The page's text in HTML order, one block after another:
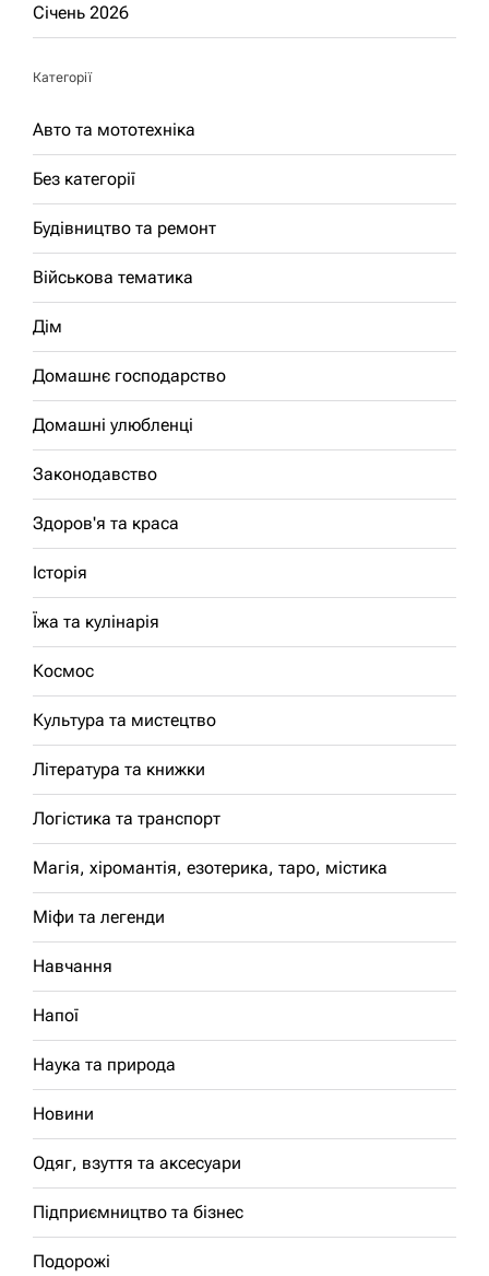
Січень 2026
Категорії
Авто та мототехніка
Без категорії
Будівництво та ремонт
Військова тематика
Дім
Домашнє господарство
Домашні улюбленці
Законодавство
Здоров'я та краса
Історія
Їжа та кулінарія
Космос
Культура та мистецтво
Література та книжки
Логістика та транспорт
Магія, хіромантія, езотерика, таро, містика
Міфи та легенди
Навчання
Напої
Наука та природа
Новини
Одяг, взуття та аксесуари
Підприємництво та бізнес
Подорожі